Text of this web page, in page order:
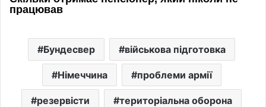
Бундесвер військова підготовка
Німеччина проблеми армії
резервісти територіальна оборона